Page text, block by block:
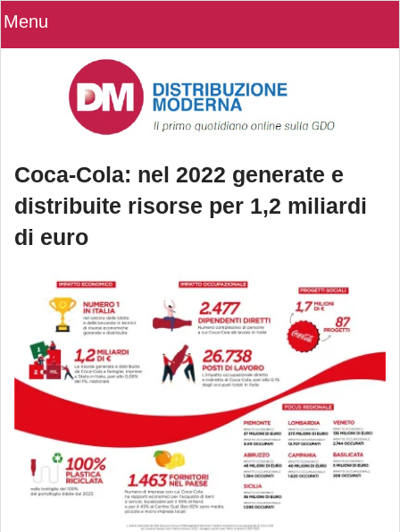
Menu
Coca-Cola: nel 2022 generate e
distribuite risorse per 1,2 miliardi
di euro